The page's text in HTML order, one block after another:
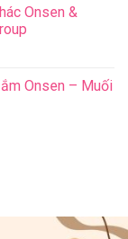
Onsen &
Onsen – Muối